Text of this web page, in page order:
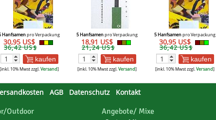
Hanfsamenpro Verpackung
30,95 US$
36,42 US$
kaufen
[inkl. 10% Mwst zzgl.Versand]
5 Hanfsamenpro Verpackung
18,91 US$
21,24 US$
kaufen
[inkl. 10% Mwst zzgl.Versand]
5 Hanfsamenpro Verpackung
30,95 US$
36,42 US$
kaufen
[inkl. 10% Mwst zzgl.Versand]
AGB Datenschutz Kontakt
Outdoor Angebote/ Mixe